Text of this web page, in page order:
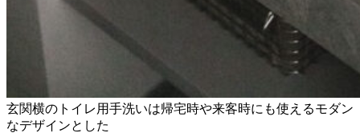
玄関横のトイレ用手洗いは帰宅時や来客時にも使えるモダン
なデザインとした